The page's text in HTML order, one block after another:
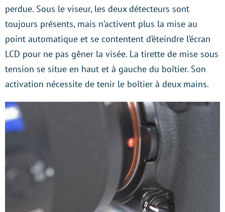
perdue. Sous le viseur, les deux détecteurs sont
toujours présents, mais n’activent plus la mise au
point automatique et se contentent d’éteindre l’écran
LCD pour ne pas gêner la visée. La tirette de mise sous
tension se situe en haut et à gauche du boîtier. Son
activation nécessite de tenir le boîtier à deux mains.